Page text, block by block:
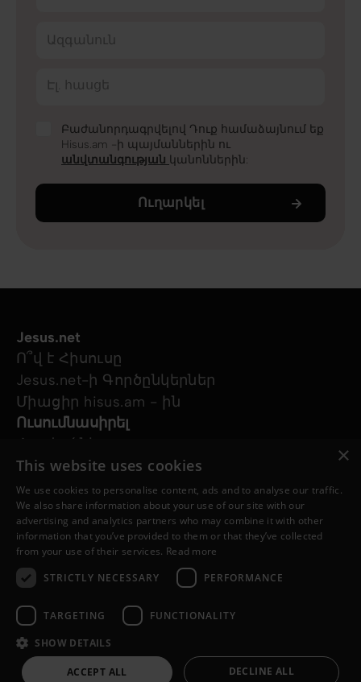
Ազգանուն
Էլ. հասցե
Բաժանորդագրվելով Դուք համաձայնում եք
Hisus.am -ի պայմաններին ու
անվտանգության կանոններին:
Ուղարկել
Jesus.net
Ո՞վ է Հիսուսը
Jesus.net-ի Գործընկերներ
Միացիր hisus.am - ին
Ուսումնասիրել
Հոդվածներ
Տեսանյութեր
Մեր նախագծերը
Ես հարց ունեմ
Հետևեք մեզ
© Copyright 2026 Hisus.am
Գաղտնիության քաղաքականություն
Քուքիների քաղաքականություն
WebNLsite
×
This website uses cookies
We use cookies to personalise content, ads and to analyse our traffic.
We also share information about your use of our site with our
advertising and analytics partners who may combine it with other
information that you’ve provided to them or that they’ve collected
from your use of their services. Read more
STRICTLY NECESSARY
PERFORMANCE
TARGETING FUNCTIONALITY
SHOW DETAILS
ACCEPT ALL DECLINE ALL